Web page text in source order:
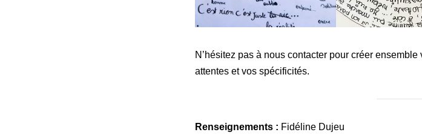
N’hésitez pas à nous contacter pour créer
attentes et vos spécificités.
Renseignements : Fidéline Dujeu